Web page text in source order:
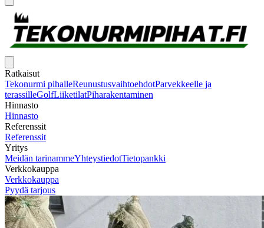
Ratkaisut
Tekonurmi pihalleReunustusvaihtoehdotParvekkeelle ja
terassilleGolfLiiketilatPiharakentaminen
Hinnasto
Hinnasto
Referenssit
Referenssit
Yritys
Meidän tarinammeYhteystiedotTietopankki
Verkkokauppa
Verkkokauppa
Pyydä tarjous